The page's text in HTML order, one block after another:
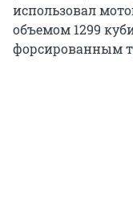
использовал
объемом 1299
форсированным